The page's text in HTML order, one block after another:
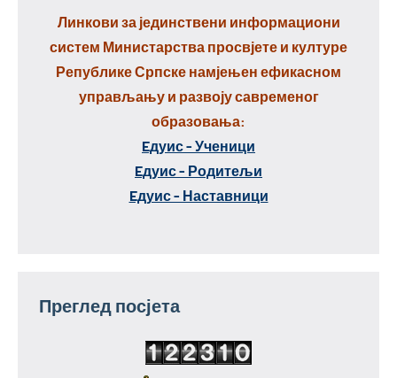
Линкови за јединствени информациони
систем Министарства просвјете и културе
Републике Српске намјењен ефикасном
управљању и развоју савременог
образовања:
Eдуис - Ученици
Eдуис - Родитељи
Eдуис - Наставници
Преглед посјета